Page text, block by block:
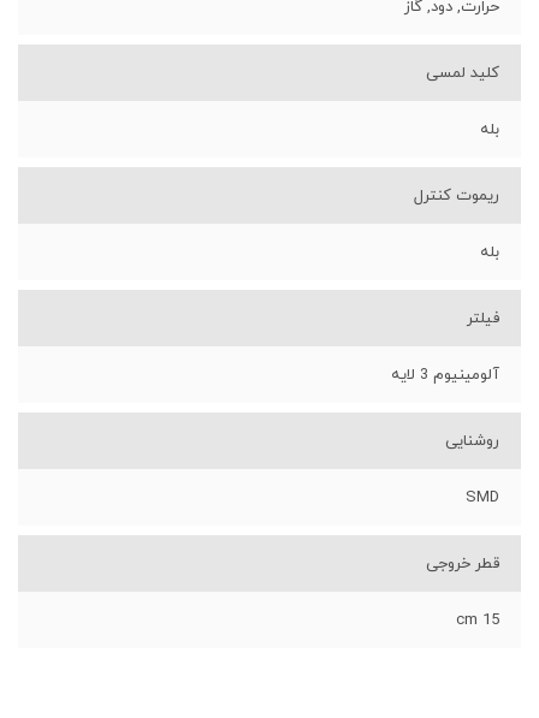
حرارت, دود, گاز
کلید لمسی
بله
ریموت کنترل
بله
فیلتر
آلومینیوم 3 لایه
روشنایی
SMD
قطر خروجی
15 cm